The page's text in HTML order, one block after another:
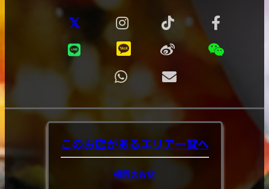
このお店があるエリア一覧へ
福岡のお店